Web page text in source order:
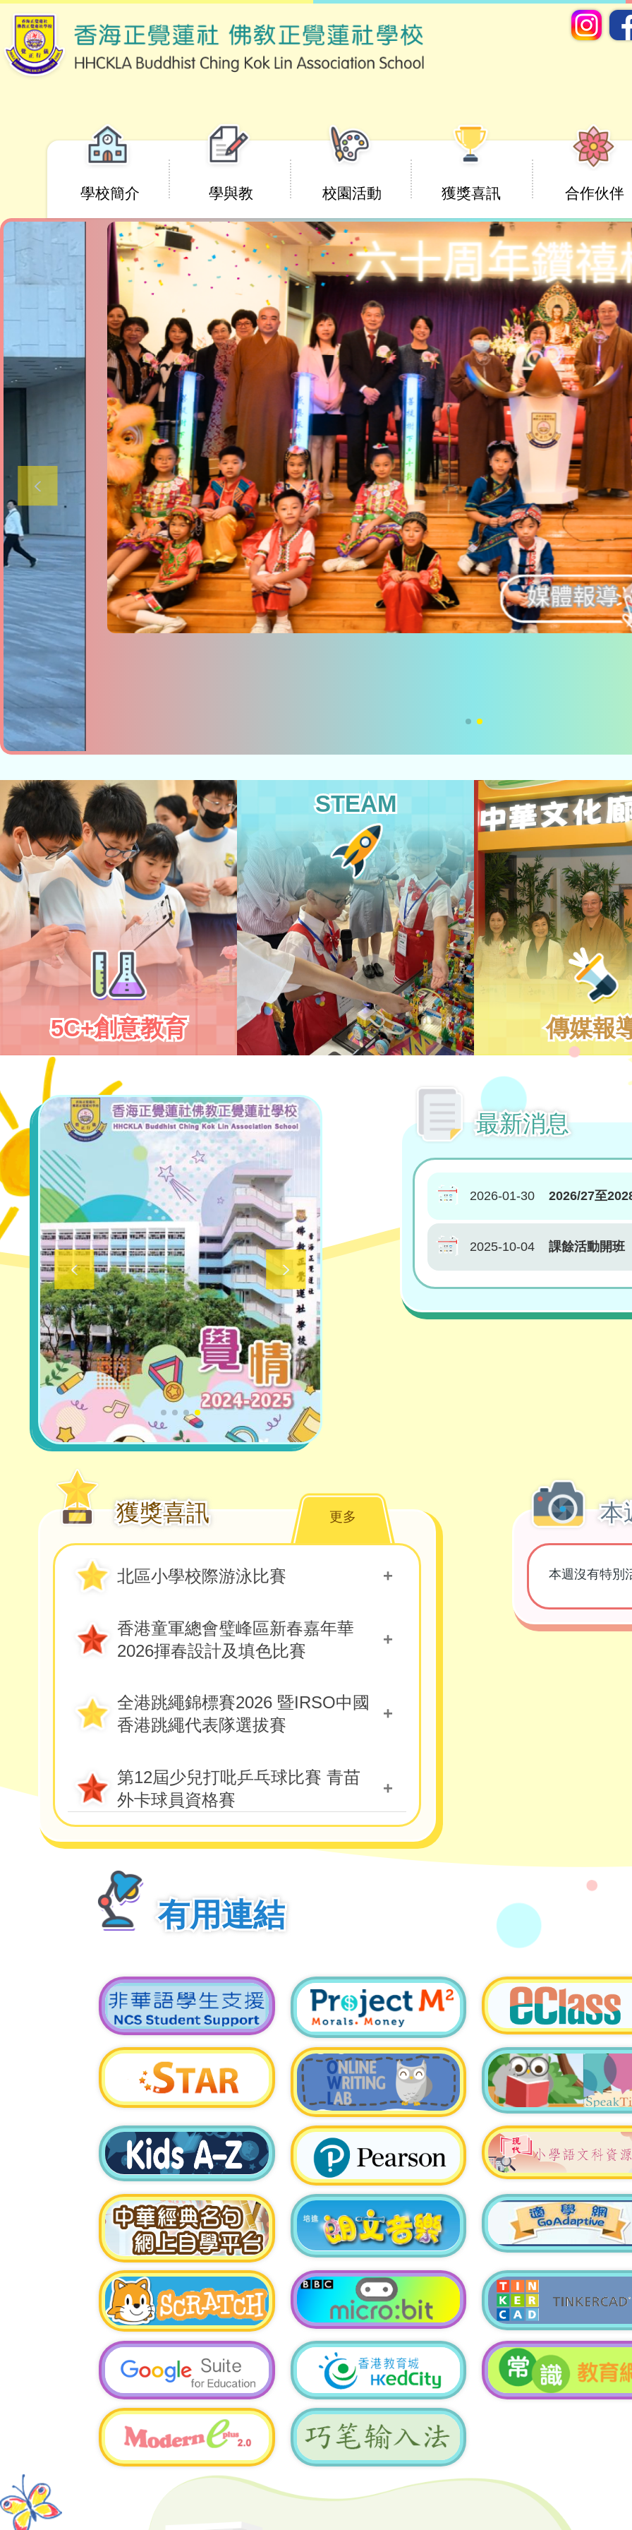
navigation
學校簡介 學與教 校園活動 獲獎喜訊 合作伙伴
5C+創意教育
STEAM
傳媒報
最新消息
2026-01-30 2026/27至
2025-10-04 課餘活動開班
獲獎喜訊 更多
北區小學校際游泳比賽
女子乙組50米自由泳冠軍(破大會紀錄)
5B 李樂兒
女子乙組50米蝶泳冠軍
5B 李樂兒
女子乙組團體優異獎
男子甲組100米蛙泳亞軍
6B 唐翌然
男子甲組50米蛙泳季軍
女子甲組50米自由泳殿軍
6D 夏庭晞
男子乙組50米自由泳優異獎
5B 王顯維
男子乙組50米背泳優異獎
5B 王顯維
香港童軍總會璧峰區新春嘉年華
2026揮春設計及填色比賽
冠軍
5E鄭卓杰
季軍
2E鄭卓森
優異獎
4D孟詩晴
全港跳繩錦標賽2026 暨IRSO中國
香港跳繩代表隊選拔賽
90秒單車耐力賽女子組10-11歲亞軍 6B鄭朗芝
第12屆少兒打吡乒乓球比賽 青苗
外卡球員資格賽
男子單打冠軍 5B孫煒翔
粵港澳大灣區數學競賽預選賽
2026(香港賽區)
小一級三等獎
小三級二等獎
3B吳楷睿
小四級二等獎
4A黎珞晴
小四級三等獎
4B麥定桁
小四級三等獎
4A陳健鴻
小四級三等獎
4B尹梓仁
小五級三等獎
5A鄭檁
小五級二等獎
5B周宸翰
小六級一等獎
6A郭鎬賢
小六級二等獎
6B周灼翰
小六級二等獎
6B麥家臻
小六級三等獎
6C黃向霆
Let’s Go！香港數學邀請盃2026初
小三級銀獎
3A彭宇恒
小三級銀獎
3A史瀟鋭
小三級金獎
4B葉家欣
獅子會盃全港跳繩挑戰賽2026
30秒前繩速度賽(新界區)女子組11歲季軍
6B鄭朗芝
45秒個人花式挑戰賽(新界區)女子組11歲亞軍 6B鄭朗芝
香港學校音樂節
鋼琴獨奏(四級)銀獎 3A楊培熙
粵港澳大灣區數學競賽預選賽
2026（香港賽區）
小一級三等獎
1D張銘源
6A郭鎬賢
2026 亞洲國際數學奧林匹克公開
賽初賽(AIMO Open)
小四級銅獎 4A魏栢叡
第十五屆香港兒童平衡車錦標賽第
三回
女子公開組冠軍 4A黎珞晴
第十四屆《新聲盃》全港中樂獨奏
比賽
彈撥C初級組比賽(古箏)季軍 3B陳學而
簡易小型壁球學校計劃全港小型壁
球校際比賽
男子乙組精英組個人賽亞軍 4B王冠軒
男子乙組精英組團體季軍
3C湯子睿
消防安全填色創作比賽
本
本週沒有特別
有用連結